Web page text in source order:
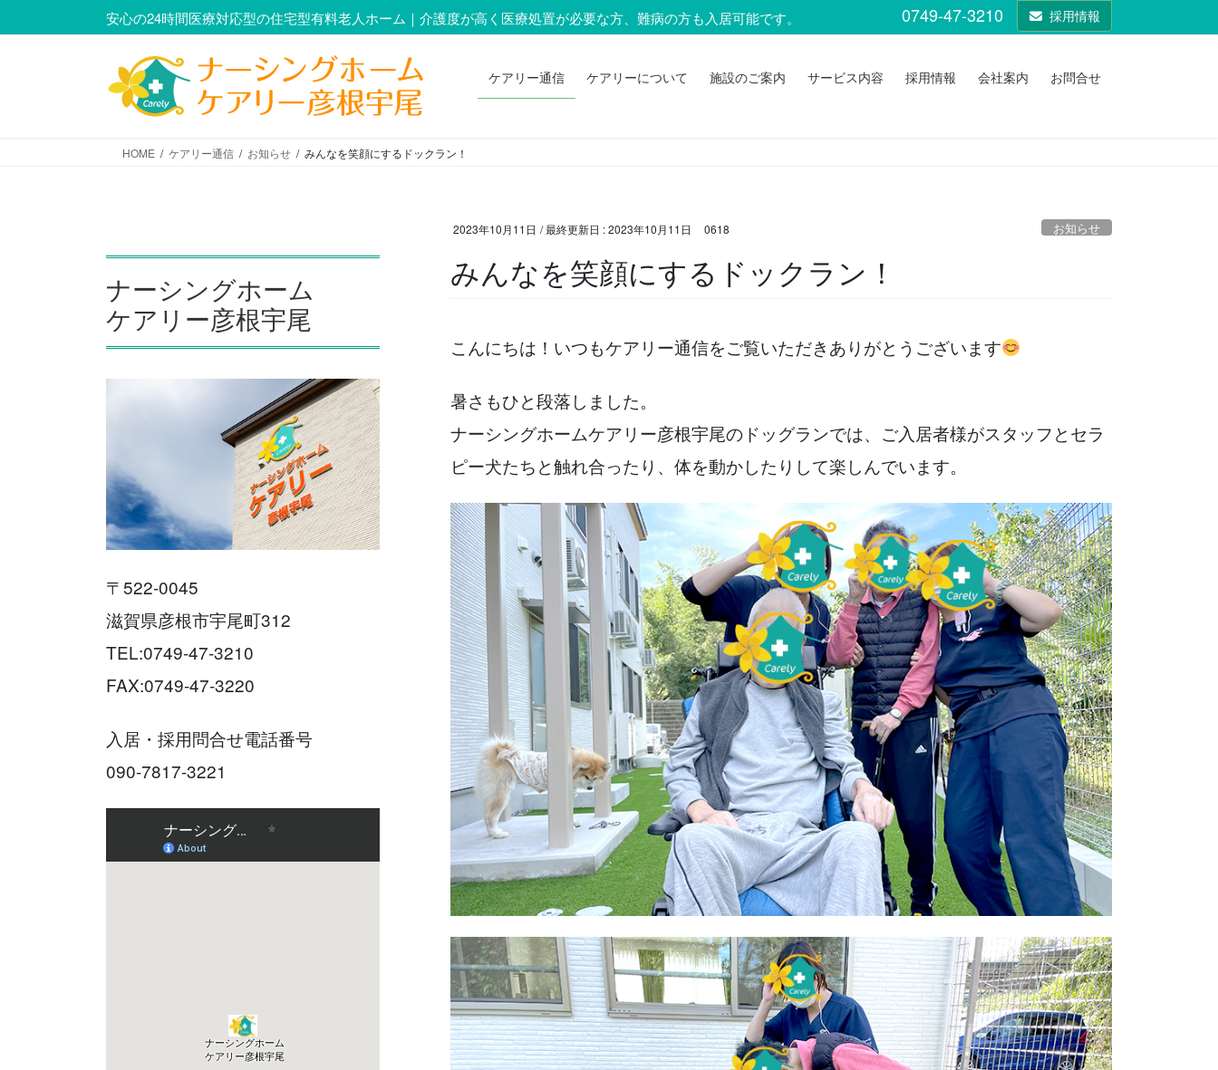
ン
ビ
安心の24時間医療対応型の住宅型有料老人ホーム｜介護度が高く医療処置が必要な方、難病の方も入居可能です。 0749-47-3210 採用情報
ケアリー通信 ケアリーについて 施設のご案内 サービス内容 採用情報 会社案内 お問合せ
HOME ケアリー通信 お知らせ みんなを笑顔にするドックラン！
2023年10月11日 / 最終更新日 :2023年10月11日 0618 お知らせ
みんなを笑顔にするドックラン！
こんにちは！いつもケアリー通信をご覧いただきありがとうございます
暑さもひと段落しました。
ナーシングホームケアリー彦根宇尾のドッグランでは、ご入居者様がスタッフとセラ
ピー犬たちと触れ合ったり、体を動かしたりして楽しんでいます。
ナーシングホーム
ケアリー彦根宇尾
〒522-0045
滋賀県彦根市宇尾町312
TEL:0749-47-3210
FAX:0749-47-3220
入居・採用問合せ電話番号
090-7817-3221